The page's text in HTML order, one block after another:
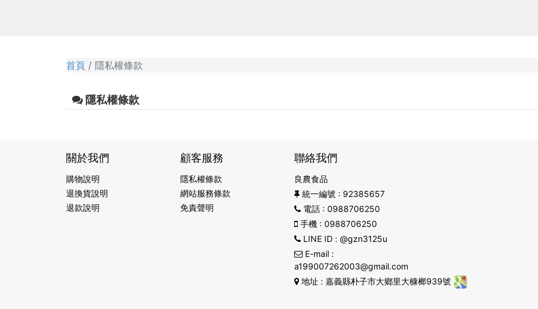
首頁 隱私權條款
隱私權條款
關於我們
購物說明
退換貨說明
退款說明
顧客服務
隱私權條款
網站服務條款
免責聲明
聯絡我們
良農食品
統一編號 : 92385657
電話: 0988706250
手機: 0988706250
LINE ID: @gzn3125u
E-mail:
a199007262003@gmail.com
地址 : 嘉義縣朴子市大鄉里大槺榔939號